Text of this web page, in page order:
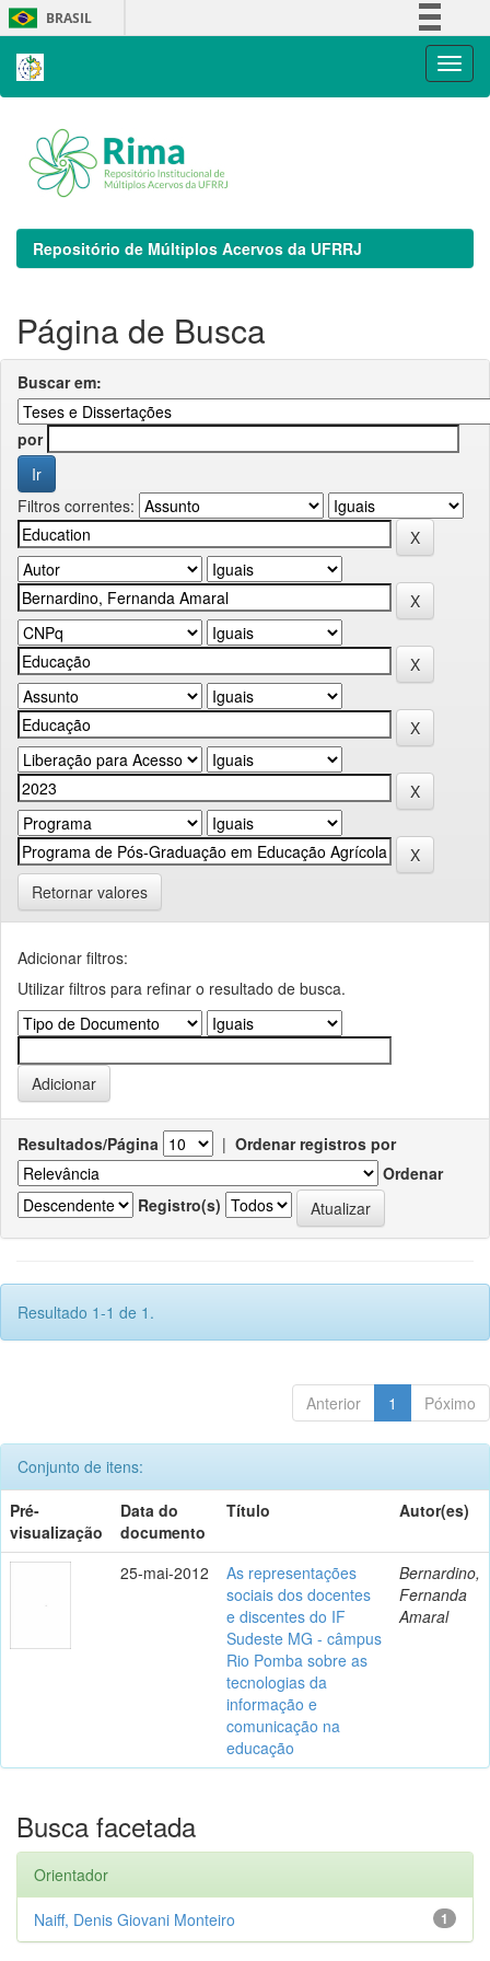
Skip
navigation
BRASIL
Repositório de Múltiplos Acervos da UFRRJ
Página de Busca
Buscar em:
por
Filtros correntes:
Retornar valores
Adicionar filtros:
Utilizar filtros para refinar o resultado de busca.
Resultados/Página | Ordenar registros por
Ordenar
Registro(s)
Resultado 1-1 de 1.
Anterior 1 Póximo
Conjunto de itens:
Pré-
visualização
Data do
documento
Título Autor(es)
25-mai-2012
As representações
sociais dos docentes
e discentes do IF
Sudeste MG - câmpus
Rio Pomba sobre as
tecnologias da
informação e
comunicação na
educação
Bernardino,
Fernanda
Amaral
Busca facetada
Orientador
1
Naiff, Denis Giovani Monteiro